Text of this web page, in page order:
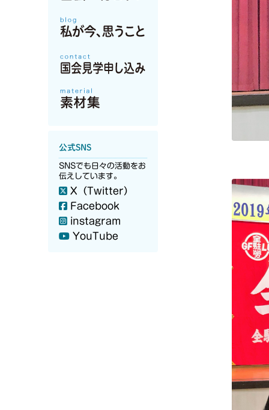
公式SNS
SNSでも日々の活動をお
伝えしています。
X（Twitter）
Facebook
instagram
YouTube